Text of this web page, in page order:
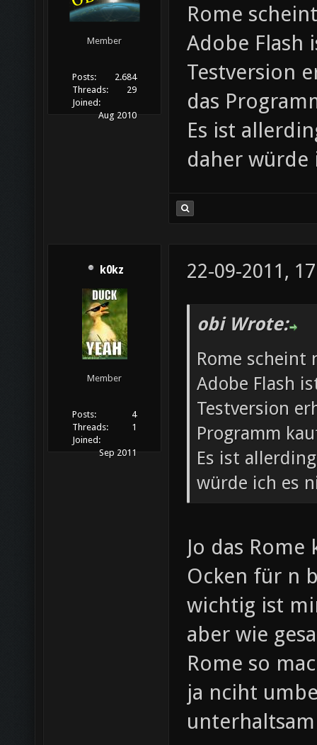
Member
Posts:
2.684
Threads:
29
Joined:
Aug 2010
Rome
Adobe Flash
Testversion
das
Es ist
daher würde
k0kz
Member
Posts:
4
Threads:
1
Joined:
Sep 2011
22-09-2011,
obi Wrote:
Rome
Adobe Flash
Testversion
Programm
Es ist
würde ich es
Jo das
Ocken für n
wichtig ist
aber wie
Rome so
ja nciht